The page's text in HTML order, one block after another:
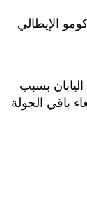
الإيطالي
بسبب
باقي الجولة